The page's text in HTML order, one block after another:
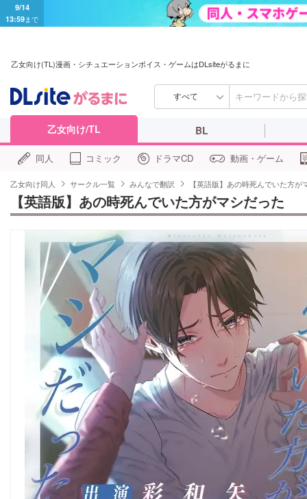
9/14
13:59まで
乙女向け(TL)漫画・シチュエーションボイス・ゲームはDLsiteがるまに
すべて
乙女向け/TL BL
同人 コミック ドラマCD 動画・ゲーム
乙女向け同人 サークル一覧 みんなで翻訳 【英語版】あの時死んでいた方が
【英語版】あの時死んでいた方がマシだった